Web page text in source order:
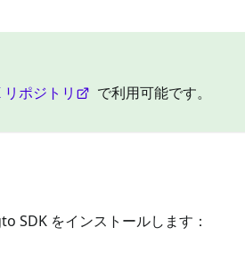
リポジトリ で利用可能です。
SDK をインストールします：